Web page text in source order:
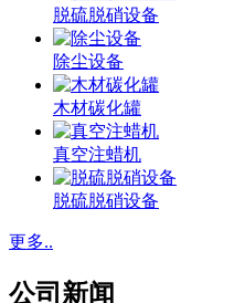
脱硫脱硝设备
除尘设备
木材碳化罐
真空注蜡机
脱硫脱硝设备
更多..
公司新闻